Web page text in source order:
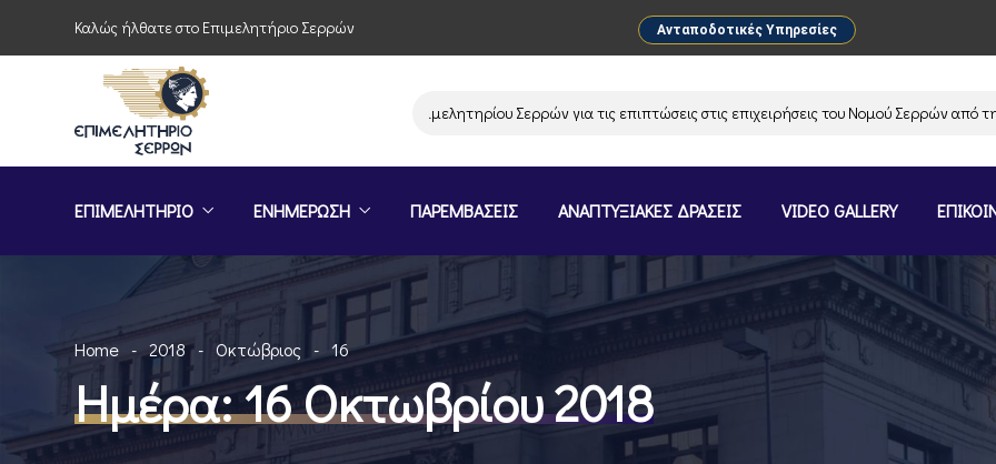
Καλώς ήλθατε στο Επιμελητήριο Σερρών Ανταποδοτικές Υπηρεσίες
Παρέμβαση του Επιμελητηρίου Σερρών για τις επιπτώσεις στις επιχειρήσεις του Νομού Σερρών από
ΕΠΙΜΕΛΗΤΗΡΙΟ ΕΝΗΜΕΡΩΣΗ ΠΑΡΕΜΒΑΣΕΙΣ ΑΝΑΠΤΥΞΙΑΚΕΣ ΔΡΑΣΕΙΣ VIDEO GALLERY
Home 2018 Οκτώβριος 16
Ημέρα:16 Οκτωβρίου 2018